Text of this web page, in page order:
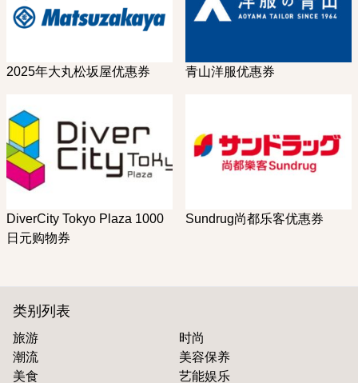
2025年大丸松坂屋优惠券 青山洋服优惠券
DiverCity Tokyo Plaza 1000
日元购物券
Sundrug尚都乐客优惠券
类别列表
旅游
时尚
潮流
美容保养
美食
艺能娱乐